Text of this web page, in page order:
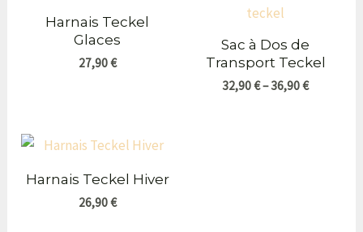
Harnais Teckel
Glaces
27,90€
Sac à Dos de
Transport Teckel
32,90€–36,90€
Harnais Teckel Hiver
26,90€